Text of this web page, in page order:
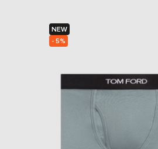
NEW
- 5%